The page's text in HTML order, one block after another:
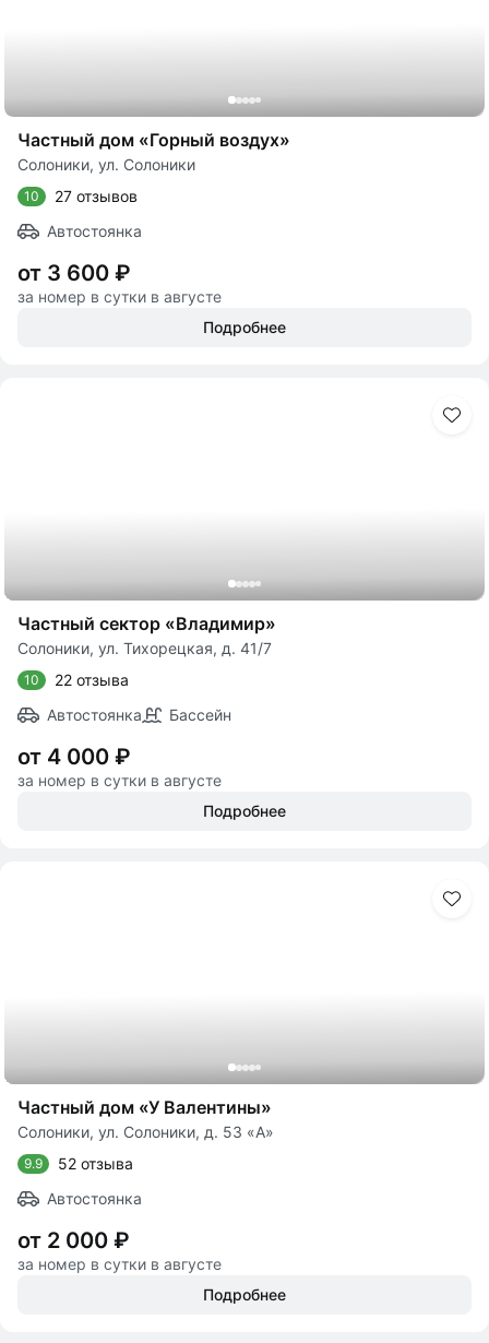
Частный дом «Горный воздух»
Солоники, ул. Солоники
10
27 отзывов
Автостоянка
от 3 600 ₽
за номер в сутки в августе
Подробнее
Частный сектор «Владимир»
Солоники, ул. Тихорецкая, д. 41/7
10
22 отзыва
Автостоянка
Бассейн
от 4 000 ₽
за номер в сутки в августе
Подробнее
Частный дом «У Валентины»
Солоники, ул. Солоники, д. 53 «А»
9.9
52 отзыва
Автостоянка
от 2 000 ₽
за номер в сутки в августе
Подробнее